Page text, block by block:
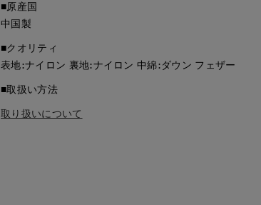
■原産国
中国製
■クオリティ
表地:ナイロン 裏地:ナイロン 中綿:ダウン フェザー
■取扱い方法
取り扱いについて